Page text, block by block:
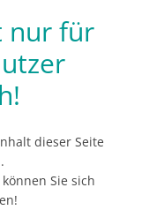
nur für
dieser Seite
Sie sich